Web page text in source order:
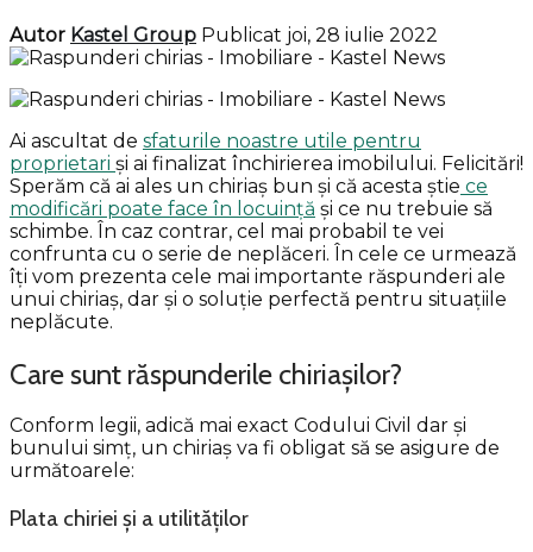
Autor Kastel Group Publicat joi, 28 iulie 2022
Ai ascultat de sfaturile noastre utile pentru
proprietari și ai finalizat închirierea imobilului. Felicitări!
Sperăm că ai ales un chiriaș bun și că acesta știe ce
modificări poate face în locuință și ce nu trebuie să
schimbe. În caz contrar, cel mai probabil te vei
confrunta cu o serie de neplăceri. În cele ce urmează
îți vom prezenta cele mai importante răspunderi ale
unui chiriaș, dar și o soluție perfectă pentru situațiile
neplăcute.
Care sunt răspunderile chiriașilor?
Conform legii, adică mai exact Codului Civil dar și
bunului simț, un chiriaș va fi obligat să se asigure de
următoarele:
Plata chiriei și a utilităților